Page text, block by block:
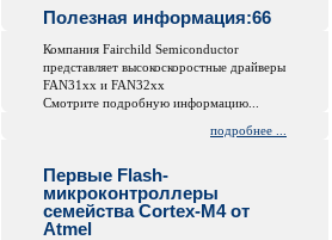
Полезная информация:66
Компания Fairchild Semiconductor
представляет высокоскоростные драйверы
FAN31xx и FAN32xx
Смотрите подробную информацию...
подробнее ...
Первые Flash-
микроконтроллеры
семейства Cortex-M4 от
Atmel